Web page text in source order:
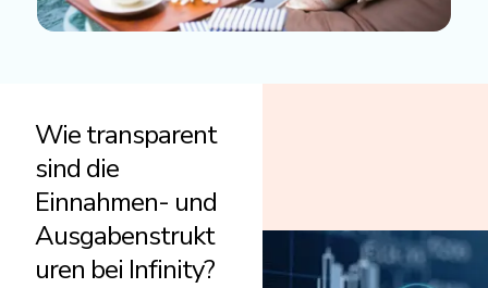
Wie transparent
sind die
Einnahmen- und
Ausgabenstrukt
uren bei Infinity?